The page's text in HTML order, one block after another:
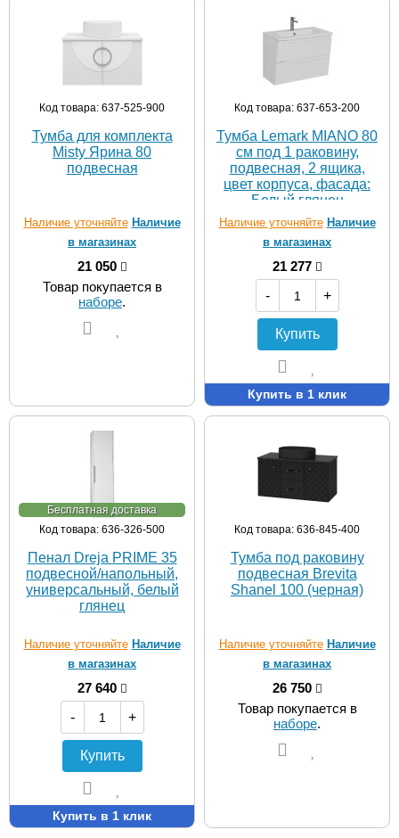
Код товара: 637-525-900
Тумба для комплекта
Misty Ярина 80
подвесная
Наличие уточняйте Наличие
в магазинах
21 050
Товар покупается в
наборе.
Код товара: 637-653-200
Тумба Lemark MIANO 80
см под 1 раковину,
подвесная, 2 ящика,
цвет корпуса, фасада:
Белый глянец
Наличие уточняйте Наличие
в магазинах
21 277
-
+
Купить
Купить в 1 клик
Бесплатная доставка
Код товара: 636-326-500
Пенал Dreja PRIME 35
подвесной/напольный,
универсальный, белый
глянец
Наличие уточняйте Наличие
в магазинах
27 640
-
+
Купить
Купить в 1 клик
Код товара: 636-845-400
Тумба под раковину
подвесная Brevita
Shanel 100 (черная)
Наличие уточняйте Наличие
в магазинах
26 750
Товар покупается в
наборе.